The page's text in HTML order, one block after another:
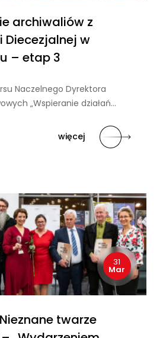
archiwaliów z
Diecezjalnej w
– etap 3
Naczelnego Dyrektora
„Wspieranie działań…
więcej
31
Mar
twarze